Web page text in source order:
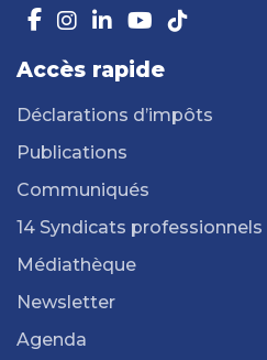
Accès rapide
Déclarations d’impôts
Publications
Communiqués
14 Syndicats professionnels
Médiathèque
Newsletter
Agenda